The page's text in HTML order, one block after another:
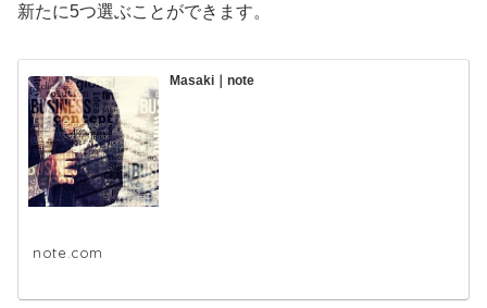
新たに5つ選ぶことができます。
Masaki｜note
note.com